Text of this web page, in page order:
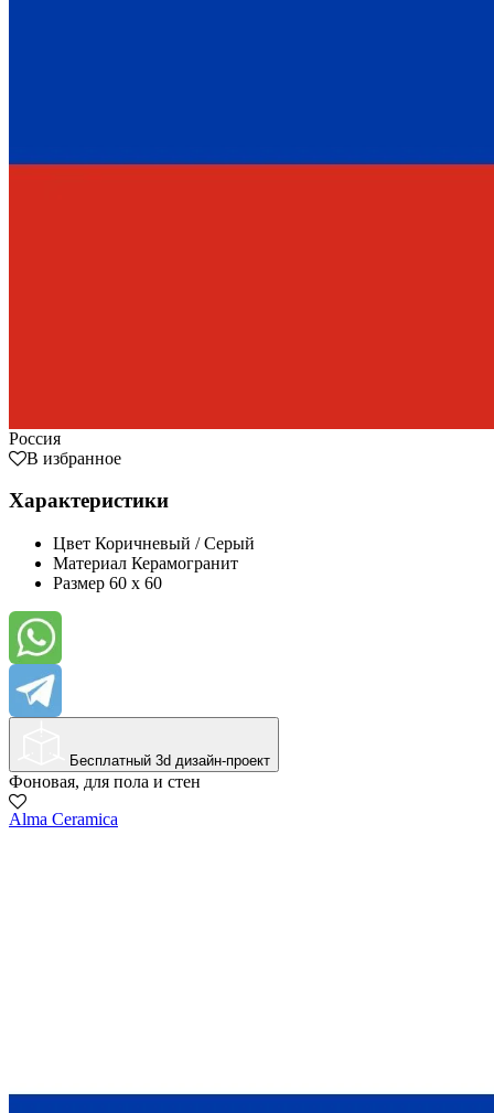
Россия
В избранное
Характеристики
Цвет Коричневый / Серый
Материал Керамогранит
Размер 60 x 60
Бесплатный 3d дизайн-проект
Фоновая, для пола и стен
Alma Ceramica